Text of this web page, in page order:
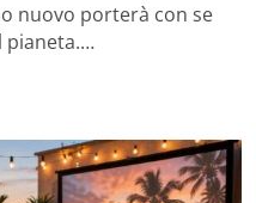
nuovo porterà con se
pianeta.…